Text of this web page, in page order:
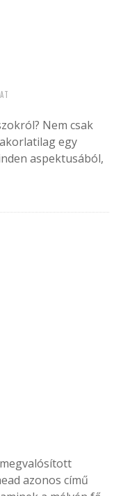
Nem csak
egy
aspektusából,
azonos című